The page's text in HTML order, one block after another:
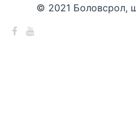
© 2021 Боловсрол,